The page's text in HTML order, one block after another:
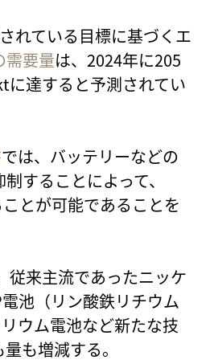
れている目標に基づくエ
需要量は、2024年に205
達すると予測されてい
では、バッテリーなどの
することによって、
とが可能であることを
従来主流であったニッケ
池（リン酸鉄リチウム
ウム電池など新たな技
も増減する。